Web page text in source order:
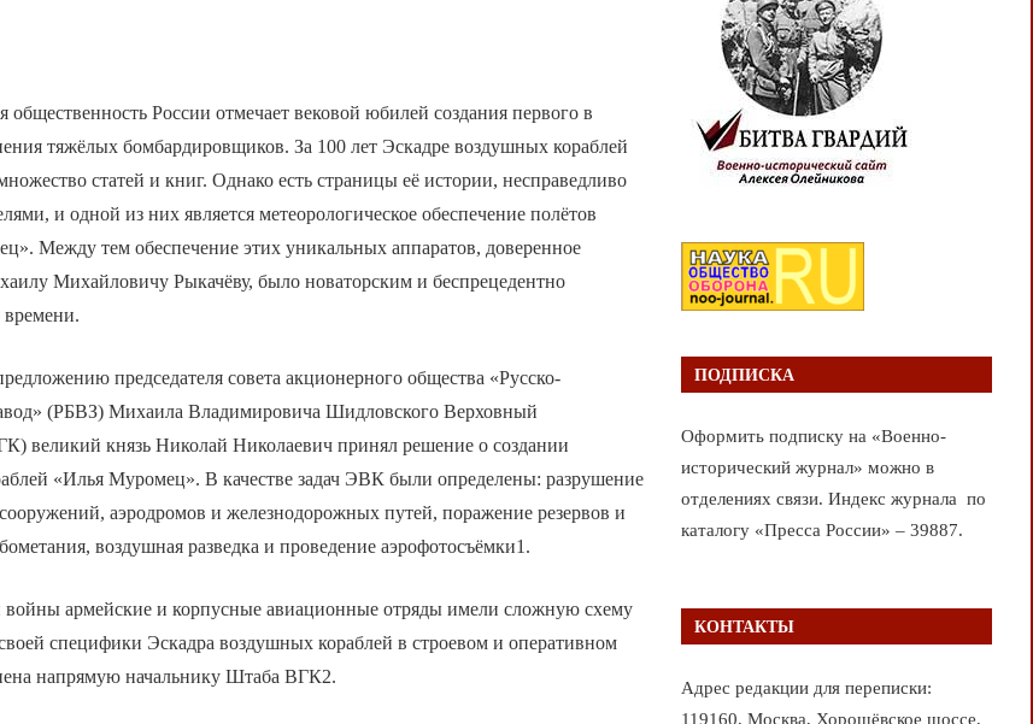
общественность России отмечает вековой юбилей создания первого в
тяжёлых бомбардировщиков. За 100 лет Эскадре воздушных кораблей
статей и книг. Однако есть страницы её истории, несправедливо
и одной из них является метеорологическое обеспечение полётов
Между тем обеспечение этих уникальных аппаратов, доверенное
Михайловичу Рыкачёву, было новаторским и беспрецедентно
председателя совета акционерного общества «Русско-
(РБВЗ) Михаила Владимировича Шидловского Верховный
великий князь Николай Николаевич принял решение о создании
«Илья Муромец». В качестве задач ЭВК были определены: разрушение
аэродромов и железнодорожных путей, поражение резервов и
воздушная разведка и проведение аэрофотосъёмки1.
армейские и корпусные авиационные отряды имели сложную схему
специфики Эскадра воздушных кораблей в строевом и оперативном
напрямую начальнику Штаба ВГК2.
ПОДПИСКА
Оформить подписку на «Военно-
исторический журнал» можно в
отделениях связи. Индекс журнала по
каталогу «Пресса России» – 39887.
КОНТАКТЫ
Адрес редакции для переписки:
119160, Москва, Хорошёвское шоссе,